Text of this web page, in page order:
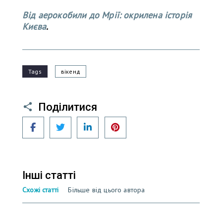
Від аерокобили до Мрії: окрилена історія
Києва.
Tags вікенд
Поділитися
FacebookTwitter LinkedIn
Інші статті
Схожі статті Більше від цього автора